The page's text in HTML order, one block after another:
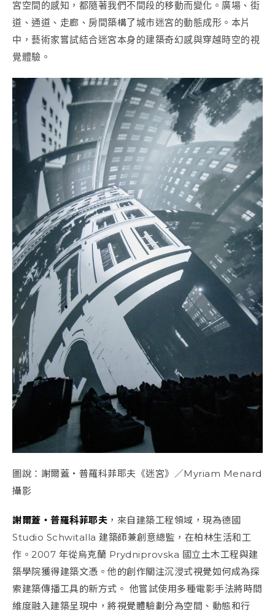
宮空間的感知，都隨著我們不間段的移動而變化。廣場、街
道、通道、走廊、房間築構了城市迷宮的動態成形。本片
中，藝術家嘗試結合迷宮本身的建築奇幻感與穿越時空的視
覺體驗。
圖說：謝爾蓋・普羅科菲耶夫《迷宮》／Myriam Menard
攝影
謝爾蓋・普羅科菲耶夫 ，來自建築工程領域，現為德國
Studio Schwitalla 建築師兼創意總監，在柏林生活和工
作。2007 年從烏克蘭 Prydniprovska 國立土木工程與建
築學院獲得建築文憑。他的創作關注沉浸式視覺如何成為探
索建築傳播工具的新方式。 他嘗試使用多種電影手法將時間
維度融入建築呈現中，將視覺體驗劃分為空間、動態和行